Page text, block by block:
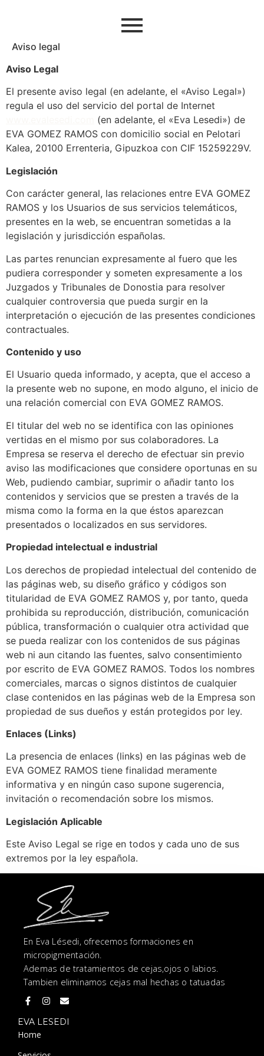
Aviso legal
Aviso Legal
El presente aviso legal (en adelante, el «Aviso Legal»)
regula el uso del servicio del portal de Internet
(en adelante, el «Eva Lesedi») de
EVA GOMEZ RAMOS con domicilio social en Pelotari
Kalea, 20100 Errenteria, Gipuzkoa con CIF 15259229V.
Legislación
Con carácter general, las relaciones entre EVA GOMEZ
RAMOS y los Usuarios de sus servicios telemáticos,
presentes en la web, se encuentran sometidas a la
legislación y jurisdicción españolas.
Las partes renuncian expresamente al fuero que les
pudiera corresponder y someten expresamente a los
Juzgados y Tribunales de Donostia para resolver
cualquier controversia que pueda surgir en la
interpretación o ejecución de las presentes condiciones
contractuales.
Contenido y uso
El Usuario queda informado, y acepta, que el acceso a
la presente web no supone, en modo alguno, el inicio de
una relación comercial con EVA GOMEZ RAMOS.
El titular del web no se identifica con las opiniones
vertidas en el mismo por sus colaboradores. La
Empresa se reserva el derecho de efectuar sin previo
aviso las modificaciones que considere oportunas en su
Web, pudiendo cambiar, suprimir o añadir tanto los
contenidos y servicios que se presten a través de la
misma como la forma en la que éstos aparezcan
presentados o localizados en sus servidores.
Propiedad intelectual e industrial
Los derechos de propiedad intelectual del contenido de
las páginas web, su diseño gráfico y códigos son
titularidad de EVA GOMEZ RAMOS y, por tanto, queda
prohibida su reproducción, distribución, comunicación
pública, transformación o cualquier otra actividad que
se pueda realizar con los contenidos de sus páginas
web ni aun citando las fuentes, salvo consentimiento
por escrito de EVA GOMEZ RAMOS. Todos los nombres
comerciales, marcas o signos distintos de cualquier
clase contenidos en las páginas web de la Empresa son
propiedad de sus dueños y están protegidos por ley.
Enlaces (Links)
La presencia de enlaces (links) en las páginas web de
EVA GOMEZ RAMOS tiene finalidad meramente
informativa y en ningún caso supone sugerencia,
invitación o recomendación sobre los mismos.
Legislación Aplicable
Este Aviso Legal se rige en todos y cada uno de sus
extremos por la ley española.
En Eva Lésedi, ofrecemos formaciones en
micropigmentación.
Ademas de tratamientos de cejas,ojos o labios.
Tambien eliminamos cejas mal hechas o tatuadas
EVA LESEDI
Home